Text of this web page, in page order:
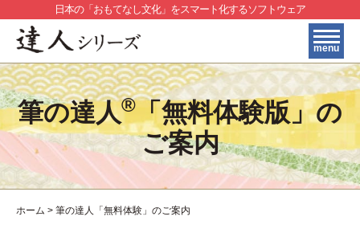
日本の「おもてなし文化」をスマート化するソフトウェア
menu
HOME
製品・サービス紹介
＞
＞
料金プラン
購入フロー
筆の達人®
「無料体験版」の
ご案内
ホーム > 筆の達人「無料体験」のご案内